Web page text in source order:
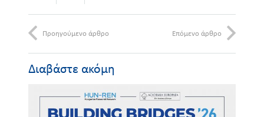
Προηγούμενο άρθρο Επόμενο άρθρο
Διαβάστε ακόμη